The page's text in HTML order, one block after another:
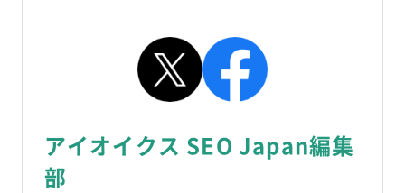
アイオイクス SEO Japan編集
部